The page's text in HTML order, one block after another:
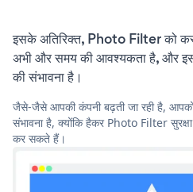
इसके अतिरिक्त, Photo Filter को
अभी और समय की आवश्यकता है, और
की संभावना है।
जैसे-जैसे आपकी कंपनी बढ़ती जा रही है,
संभावना है, क्योंकि हैकर Photo Filter सुरक्षा
कर सकते हैं।